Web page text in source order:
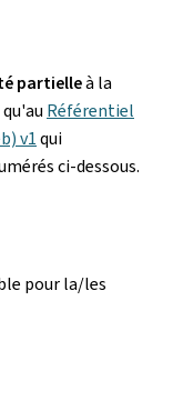
partielleà la
Référentiel
v1qui
ci-dessous.
pour la/les